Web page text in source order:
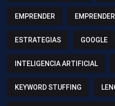
EMPRENDER
ESTRATEGIAS GOOGLE
INTELIGENCIA ARTIFICIAL
KEYWORD STUFFING